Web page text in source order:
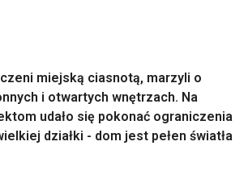
miejską ciasnotą, marzyli o
i otwartych wnętrzach. Na
udało się pokonać ograniczenia
działki - dom jest pełen światła